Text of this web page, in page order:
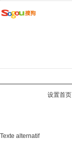
设置首页
Texte alternatif